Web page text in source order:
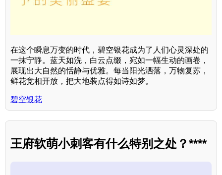
在这个瞬息万变的时代，碧空银花成为了人们心灵深处的
一抹宁静。蓝天如洗，白云点缀，宛如一幅生动的画卷，
展现出大自然的恬静与优雅。每当阳光洒落，万物复苏，
鲜花竞相开放，把大地装点得如诗如梦。
碧空银花
王府软萌小刺客有什么特别之处？****